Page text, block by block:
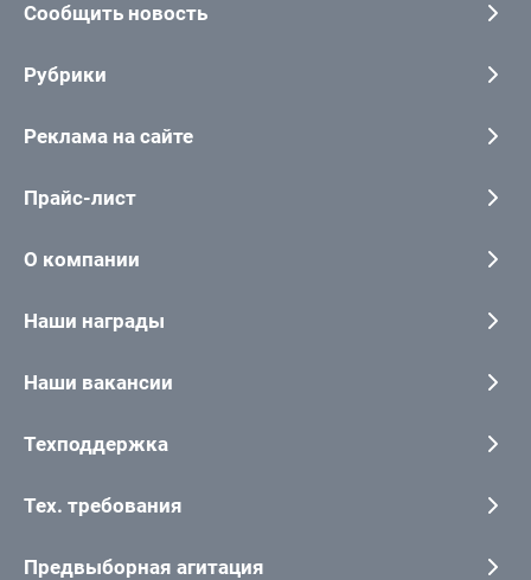
Сообщить новость
Рубрики
Реклама на сайте
Прайс-лист
О компании
Наши награды
Наши вакансии
Техподдержка
Тех. требования
Предвыборная агитация